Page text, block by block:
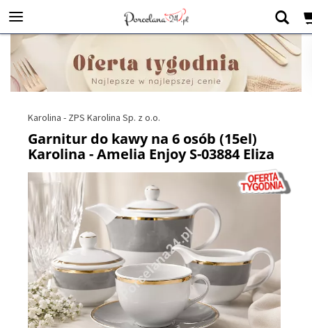
Karolina - ZPS Karolina Sp. z o.o.
Garnitur do kawy na 6 osób (15el)
Karolina - Amelia Enjoy S-03884 Eliza